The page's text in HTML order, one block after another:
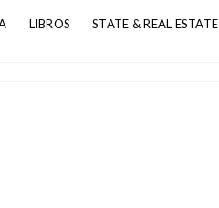
LIBROS STATE & REAL ESTATE